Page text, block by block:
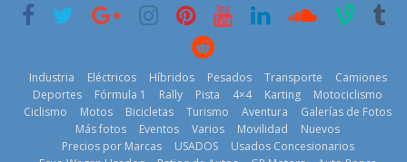
historia
11 de julio de
2026
La Vuelta al
29 de julio de
Industria Eléctricos Híbridos Pesados Transporte
Camiones
Deportes
Fórmula 1 Rally Pista 4×4 Karting
Motociclismo
Ciclismo
Motos Bicicletas Turismo Aventura
Galerías de Fotos
Más fotos
Eventos Varios Movilidad
Nuevos
Precios por Marcas
USADOS
Usados Concesionarios